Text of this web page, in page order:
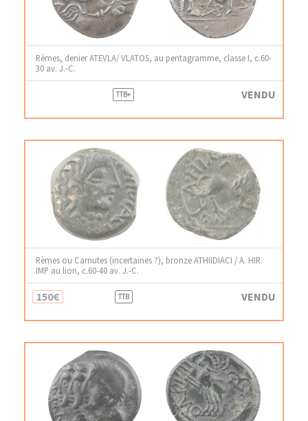
Rèmes, denier ATEVLA/ VLATOS, au pentagramme, classe I, c.60-
30 av. J.-C.
TTB+ VENDU
Rèmes ou Carnutes (incertaines ?), bronze ATHIIDIACI / A. HIR.
IMP au lion, c.60-40 av. J.-C.
150€ TTB VENDU